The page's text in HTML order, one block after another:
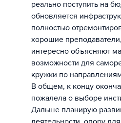
реально поступить на
обновляется
полностью
хорошие
интересно объясняют
возможности для
кружки по
В общем, к концу
пожалела о выборе
Дальше планирую